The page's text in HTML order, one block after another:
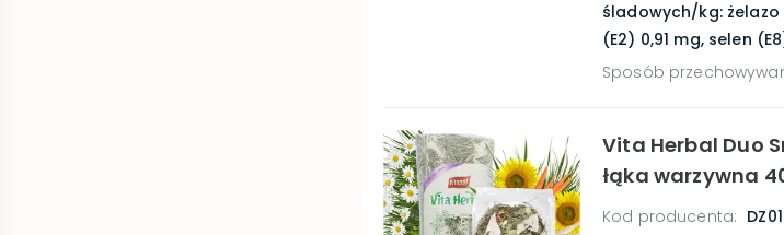
śladowych/kg: żelazo
(E2) 0,91 mg, selen
Sposób
Vita Herbal Duo
łąka warzywna
Kod producenta: